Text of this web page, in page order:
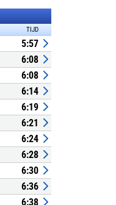
TIJD
5:57
6:08
6:08
6:14
6:19
6:21
6:24
6:28
6:30
6:36
6:38